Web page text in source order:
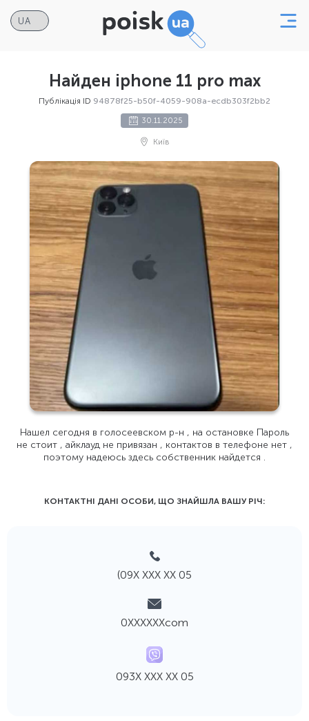
Найден iphone 11 pro max
Публікація ID 94878f25-b50f-4059-908a-ecdb303f2bb2
30.11.2025
Київ
Нашел сегодня в голосеевском р-н , на остановке Пароль
не стоит , айклауд не привязан , контактов в телефоне нет ,
поэтому надеюсь здесь собственник найдется .
КОНТАКТНІ ДАНІ ОСОБИ, ЩО ЗНАЙШЛА ВАШУ РIЧ:
(09Х ХХХ ХХ 05
0ХХХХХХcom
093Х ХХХ ХХ 05